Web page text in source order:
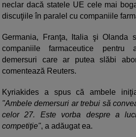
neclar dacă statele UE cele mai
discuţiile în paralel cu companiile
Germania, Franţa, Italia şi Olanda
companiile farmaceutice pentru
demersuri care ar putea slăbi
comentează Reuters.
Kyriakides a spus că ambele
"Ambele demersuri ar trebui să
celor 27. Este vorba despre a
competiţie", a adăugat ea.